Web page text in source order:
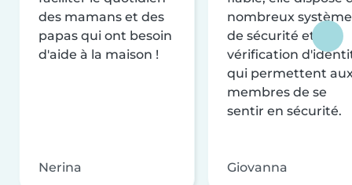
des mamans et des
papas qui ont besoin
d'aide à la maison !
Nerina
nombreux
de sécurité et de
vérification
qui permettent
membres de se
sentir en sécurité.
Giovanna